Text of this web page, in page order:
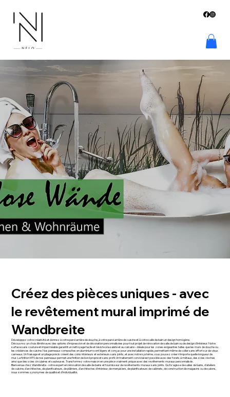
Créez des pièces uniques - avec
le revêtement mural imprimé de
Wandbreite
Développez votre créativité et donnez à votre paroi arrière de douche, à votre paroi arrière de cuisine et à votre salle de bain un design homogène.
Découvrez un choix illimité avec des options d'impression et de décoration personnalisées pour tout projet de rénovation de salle de bain ou de design d'intérieur. Notre
surface sans couture et imperméable garantit un nettoyage facile et résiste à la saleté et au calcaire – idéale pour les zones exigeantes telles que les murs de douche ou
les crédences de cuisine. Nos panneaux composites en aluminium sont légers et conçus pour une installation rapide, permettant même de coller sans effort sur de vieux
carreaux. Un fraisage et un pliage précis créent des coins intérieurs et extérieurs sans joints, et avec notre système, vous pouvez créer n'importe quelle longueur de
mur. La finition MTS de nos panneaux permet une finition de bord propre et sans profil. Un traitement convivial est possible avec des forets à métaux, des scies cloches
ainsi que des scies circulaires et sauteuses. Transformez votre maison en une pièce vraiment unique avec des revêtements muraux personnalisés.
Bienvenue chez Wandbreite - votre expert en rénovation de salle de bains et fournisseur de revêtements muraux sans joints. Qu'il s'agisse de salles de bains, d'ateliers
de cuisine, d'architectes, de planificateurs, de plâtriers, d'architectes d'intérieur, de menuisiers, de planificateurs de cabinets, de construction de magasins ou de salons,
nous sommes synonymes de qualité et d'individualité.